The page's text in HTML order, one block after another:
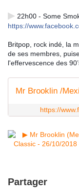
▶ 22h00 - Some
https://
Britpop, rock indé, la
de ses membres,
l'effervescence des
Mr Brooklin /
https://
Partager